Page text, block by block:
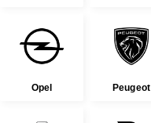
Opel Peugeot